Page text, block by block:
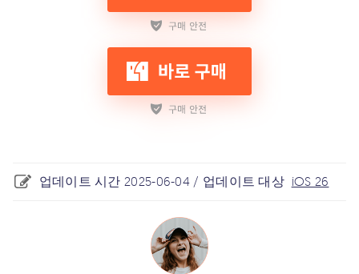
업데이트 시간 2025-06-04 / 업데이트 대상 iOS 26